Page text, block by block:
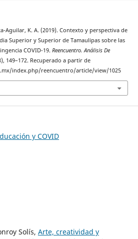
Aguilar, K. A. (2019). Contexto y perspectiva de
Superior y Superior de Tamaulipas sobre las
COVID-19. Reencuentro. Análisis De
149–172. Recuperado a partir de
index.php/reencuentro/article/view/1025
y COVID
Solís, Arte, creatividad y